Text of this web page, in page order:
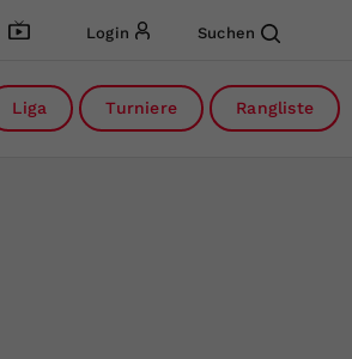
Login Suchen
Liga Turniere Rangliste